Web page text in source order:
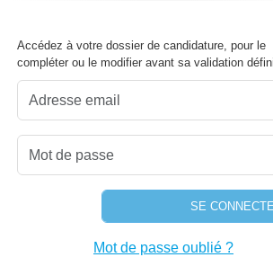
Accédez à votre dossier de candidature, pour le
compléter ou le modifier avant sa validation
Mot de passe oublié ?